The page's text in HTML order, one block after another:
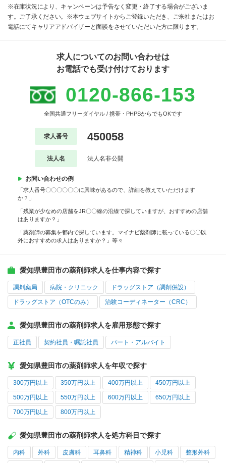
※在庫状況により、キャンペーンは予告なく変更・終了する場合がございま
す。ご了承ください。※本ウェブサイトからご登録いただき、ご来社またはお
電話にてキャリアアドバイザーと面談をさせていただいた方に限ります。
求人についてのお問い合わせは
お電話でも受け付けております
0120-866-153
全国共通フリーダイヤル / 携帯・PHPSからでもOKです
求人番号 450058
法人名 法人名非公開
お問い合わせの例
「求人番号〇〇〇〇〇〇に興味があるので、詳細を教えていただけます
か？」
「残業が少なめの店舗をJR〇〇線の沿線で探していますが、おすすめの店舗
はありますか？」
「薬剤師の募集を都内で探しています。マイナビ薬剤師に載っている〇〇以
外におすすめの求人はありますか？」等々
愛知県豊田市の薬剤師求人を仕事内容で探す
調剤薬局 病院・クリニック ドラッグストア（調剤併設）
ドラッグストア（OTCのみ） 治験コーディネーター（CRC）
愛知県豊田市の薬剤師求人を雇用形態で探す
正社員 契約社員・嘱託社員 パート・アルバイト
愛知県豊田市の薬剤師求人を年収で探す
300万円以上 350万円以上 400万円以上 450万円以上
500万円以上 550万円以上 600万円以上 650万円以上
700万円以上 800万円以上
愛知県豊田市の薬剤師求人を処方科目で探す
内科 外科 皮膚科 耳鼻科 精神科 小児科 整形外科